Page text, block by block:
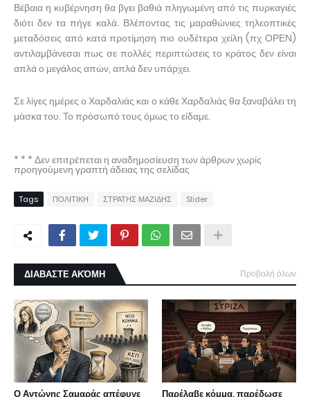
Βέβαια η κυβέρνηση θα βγει βαθιά πληγωμένη από τις πυρκαγιές
διότι δεν τα πήγε καλά. Βλέποντας τις μαραθώνιες τηλεοπτικές
μεταδόσεις από κατά προτίμηση πιο ουδέτερα χείλη (πχ ΟΡΕΝ)
αντιλαμβάνεσαι πως σε πολλές περιπτώσεις το κράτος δεν είναι
απλά ο μεγάλος απών, απλά δεν υπάρχει.
Σε λίγες ημέρες ο Χαρδαλιάς και ο κάθε Χαρδαλιάς θα ξαναβάλει τη
μάσκα του. Το πρόσωπό τους όμως το είδαμε.
* * * Δεν επιτρέπεται η αναδημοσίευση των άρθρων χωρίς
προηγούμενη γραπτή άδειας της σελίδας
Tags ΠΟΛΙΤΙΚΗ ΣΤΡΑΤΗΣ ΜΑΖΙΔΗΣ Slider
ΔΙΑΒΑΣΤΕ ΑΚΌΜΗ Προβολή όλων
Ο Αντώνης Σαμαράς απέφυγε
Παρέλαβε κόμμα, παρέδωσε